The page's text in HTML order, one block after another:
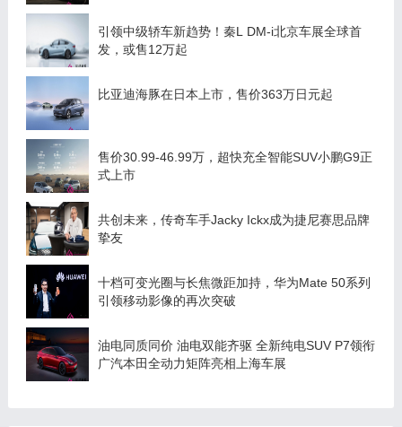
引领中级轿车新趋势！秦L DM-i北京车展全球首
发，或售12万起
比亚迪海豚在日本上市，售价363万日元起
售价30.99-46.99万，超快充全智能SUV小鹏G9正
式上市
共创未来，传奇车手Jacky Ickx成为捷尼赛思品牌
挚友
十档可变光圈与长焦微距加持，华为Mate 50系列
引领移动影像的再次突破
油电同质同价 油电双能齐驱 全新纯电SUV P7领衔
广汽本田全动力矩阵亮相上海车展